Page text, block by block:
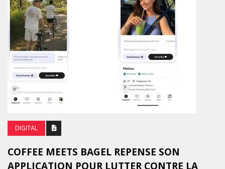
DIGITAL
COFFEE MEETS BAGEL REPENSE SON
APPLICATION POUR LUTTER CONTRE LA